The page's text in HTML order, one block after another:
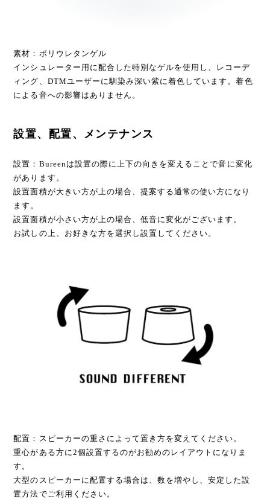
素材：ポリウレタンゲル
インシュレーター用に配合した特別なゲルを使用し、レコーデ
ィング、DTMユーザーに馴染み深い紫に着色しています。着色
による音への影響はありません。
設置、配置、メンテナンス
設置：Bureenは設置の際に上下の向きを変えることで音に変化
があります。
設置面積が大きい方が上の場合、提案する通常の使い方になり
ます。
設置面積が小さい方が上の場合、低音に変化がございます。
お試しの上、お好きな方を選択し設置してください。
配置：スピーカーの重さによって置き方を変えてください。
重心がある方に2個設置するのがお勧めのレイアウトになりま
す。
大型のスピーカーに配置する場合は、数を増やし、安定した設
置方法でご利用ください。